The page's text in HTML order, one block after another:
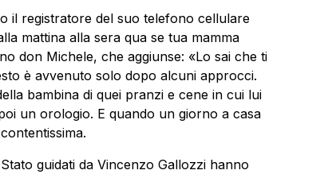
il registratore del suo telefono cellulare
mattina alla sera qua se tua mamma
don Michele, che aggiunse: «Lo sai che ti
è avvenuto solo dopo alcuni approcci.
bambina di quei pranzi e cene in cui lui
un orologio. E quando un giorno a casa
guidati da Vincenzo Gallozzi hanno